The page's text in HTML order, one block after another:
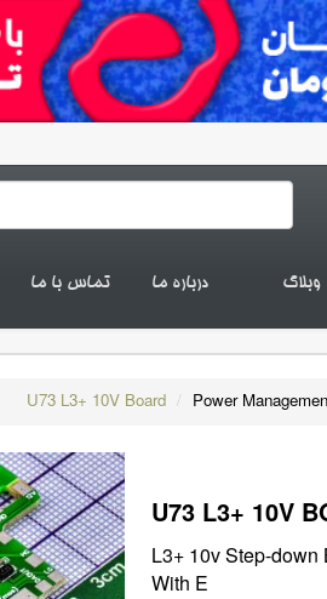
وبلاگ درباره ما تماس با ما
Power
/
U73 L3+ 10V Board
U73 L3+ 10V
L3+ 10v Step-
With E